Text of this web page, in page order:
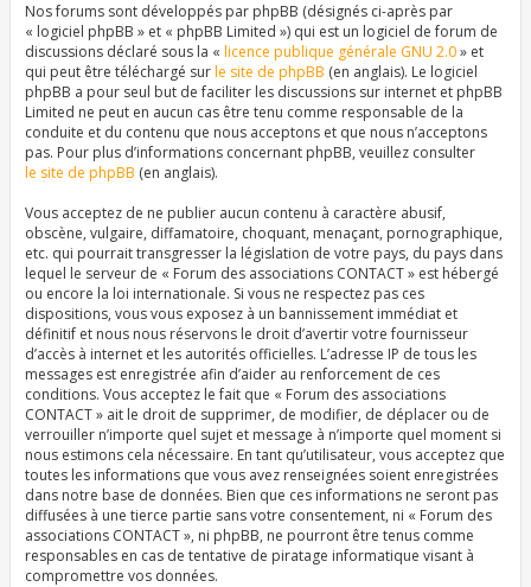
Nos forums sont développés par phpBB (désignés ci-après par
« logiciel phpBB » et « phpBB Limited ») qui est un logiciel de forum de
discussions déclaré sous la « licence publique générale GNU 2.0» et
qui peut être téléchargé surle site de phpBB (en anglais). Le logiciel
phpBB a pour seul but de faciliter les discussions sur internet et phpBB
Limited ne peut en aucun cas être tenu comme responsable de la
conduite et du contenu que nous acceptons et que nous n’acceptons
pas. Pour plus d’informations concernant phpBB, veuillez consulter
le site de phpBB (en anglais).
Vous acceptez de ne publier aucun contenu à caractère abusif,
obscène, vulgaire, diffamatoire, choquant, menaçant, pornographique,
etc. qui pourrait transgresser la législation de votre pays, du pays dans
lequel le serveur de « Forum des associations CONTACT » est hébergé
ou encore la loi internationale. Si vous ne respectez pas ces
dispositions, vous vous exposez à un bannissement immédiat et
définitif et nous nous réservons le droit d’avertir votre fournisseur
d’accès à internet et les autorités officielles. L’adresse IP de tous les
messages est enregistrée afin d’aider au renforcement de ces
conditions. Vous acceptez le fait que « Forum des associations
CONTACT » ait le droit de supprimer, de modifier, de déplacer ou de
verrouiller n’importe quel sujet et message à n’importe quel moment si
nous estimons cela nécessaire. En tant qu’utilisateur, vous acceptez que
toutes les informations que vous avez renseignées soient enregistrées
dans notre base de données. Bien que ces informations ne seront pas
diffusées à une tierce partie sans votre consentement, ni « Forum des
associations CONTACT », ni phpBB, ne pourront être tenus comme
responsables en cas de tentative de piratage informatique visant à
compromettre vos données.